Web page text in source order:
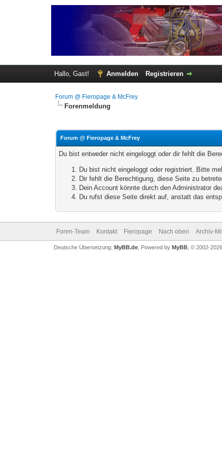
Hallo, Gast! Anmelden Registrieren
Forum @ Fieropage & McFrey
Forenmeldung
Forum @ Fieropage & McFrey
Du bist entweder nicht eingeloggt oder dir fehlt die
Du bist nicht eingeloggt oder registriert. Bitte
Dir fehlt die Berechtigung, diese Seite zu
Dein Account könnte durch den Administrator
Du rufst diese Seite direkt auf, anstatt das
Foren-Team Kontakt Fieropage Nach oben Archiv-
Deutsche Übersetzung: MyBB.de, Powered by MyBB, © 2002-2026